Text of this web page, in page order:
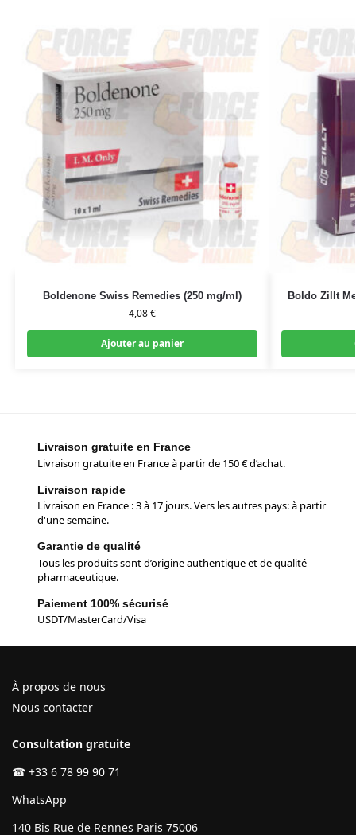
Boldenone Swiss Remedies (250 mg/ml)
4,08€
Ajouter au panier
Boldo Zillt
Livraison gratuite en France
Livraison gratuite en France à partir de 150 € d’achat.
Livraison rapide
Livraison en France : 3 à 17 jours. Vers les autres pays: à partir
d'une semaine.
Garantie de qualité
Tous les produits sont d’origine authentique et de qualité
pharmaceutique.
Paiement 100% sécurisé
USDT/MasterCard/Visa
À propos de nous
Nous contacter
Consultation gratuite
☎ +33 6 78 99 90 71
WhatsApp
140 Bis Rue de Rennes Paris 75006